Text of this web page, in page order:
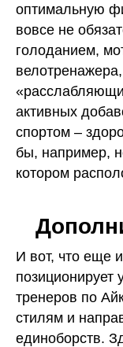
оптимальную
вовсе не
голоданием,
активных
спортом –
бы, например,
котором
И вот, что еще
позиционирует
тренеров по
стилям и
единоборств.